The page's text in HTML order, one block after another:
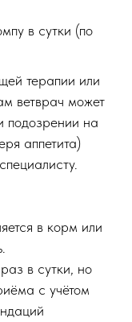
в сутки (по
терапии или
ветврач может
подозрении на
аппетита)
в корм или
в сутки, но
с учётом